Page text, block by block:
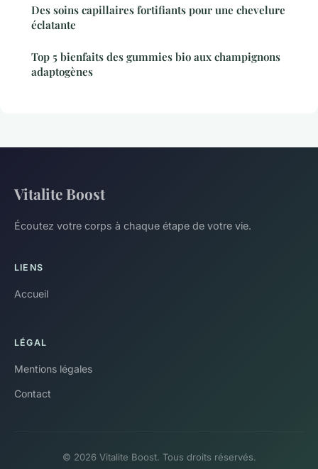
Des soins capillaires fortifiants pour une chevelure
éclatante
Top 5 bienfaits des gummies bio aux champignons
adaptogènes
Vitalite Boost
Écoutez votre corps à chaque étape de votre vie.
LIENS
Accueil
LÉGAL
Mentions légales
Contact
© 2026 Vitalite Boost. Tous droits réservés.